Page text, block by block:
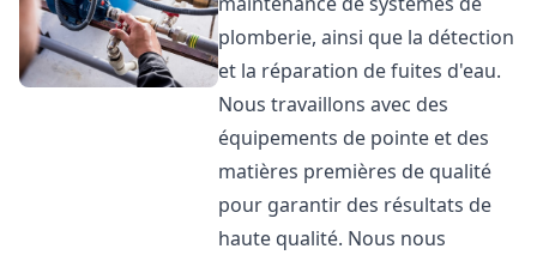
plomberie, ainsi que la détection
et la réparation de fuites d'eau.
Nous travaillons avec des
équipements de pointe et des
matières premières de qualité
pour garantir des résultats de
haute qualité. Nous nous